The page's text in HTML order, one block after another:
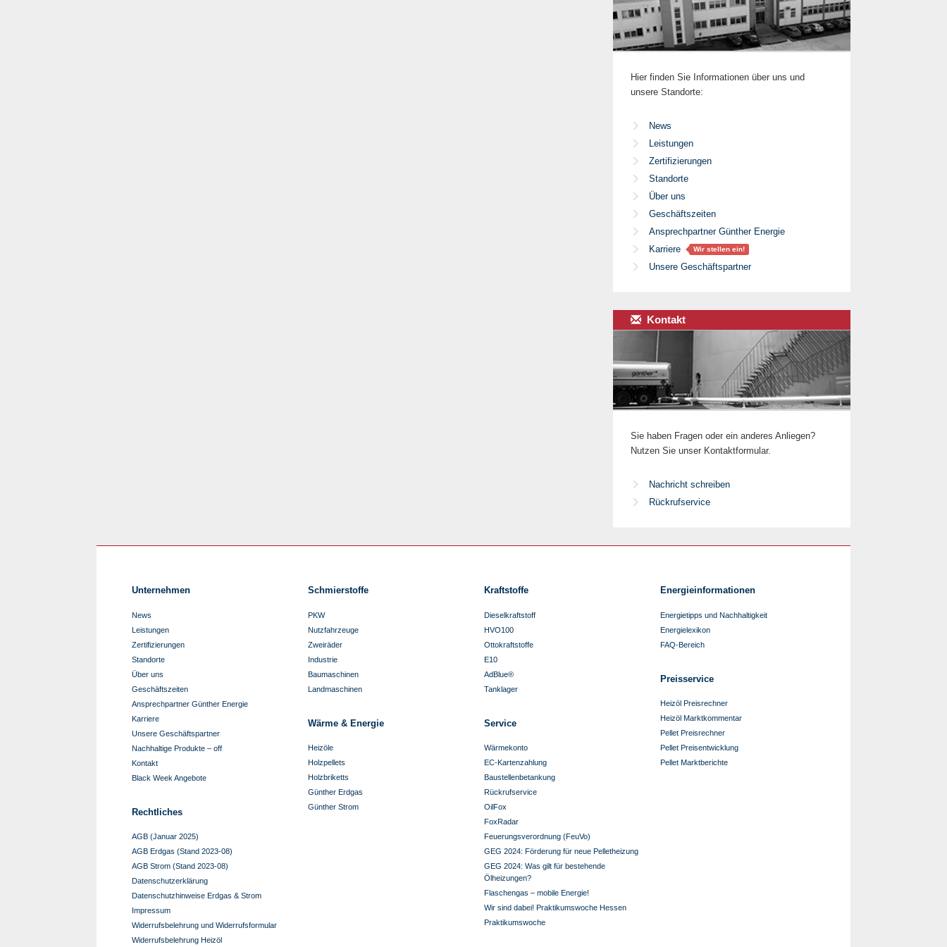
Hier finden Sie Informationen über uns und
unsere Standorte:
News
Leistungen
Zertifizierungen
Standorte
Über uns
Geschäftszeiten
Ansprechpartner Günther Energie
Karriere
Wir stellen ein!
Unsere Geschäftspartner
Kontakt
Sie haben Fragen oder ein anderes Anliegen?
Nutzen Sie unser Kontaktformular.
Nachricht schreiben
Rückrufservice
Unternehmen
News
Leistungen
Zertifizierungen
Standorte
Über uns
Geschäftszeiten
Ansprechpartner Günther Energie
Karriere
Unsere Geschäftspartner
Nachhaltige Produkte – off
Kontakt
Black Week Angebote
Rechtliches
AGB (Januar 2025)
AGB Erdgas (Stand 2023-08)
AGB Strom (Stand 2023-08)
Datenschutzerklärung
Datenschutzhinweise Erdgas & Strom
Impressum
Widerrufsbelehrung und Widerrufsformular
Widerrufsbelehrung Heizöl
Schmierstoffe
PKW
Nutzfahrzeuge
Zweiräder
Industrie
Baumaschinen
Landmaschinen
Wärme & Energie
Heizöle
Holzpellets
Holzbriketts
Günther Erdgas
Günther Strom
Kraftstoffe
Dieselkraftstoff
HVO100
Ottokraftstoffe
E10
AdBlue®
Tanklager
Service
Wärmekonto
EC-Kartenzahlung
Baustellenbetankung
Rückrufservice
OilFox
FoxRadar
Feuerungsverordnung (FeuVo)
GEG 2024: Förderung für neue Pelletheizung
GEG 2024: Was gilt für bestehende
Ölheizungen?
Flaschengas – mobile Energie!
Wir sind dabei! Praktikumswoche Hessen
Praktikumswoche
Energieinformationen
Energietipps und Nachhaltigkeit
Energielexikon
FAQ-Bereich
Preisservice
Heizöl Preisrechner
Heizöl Marktkommentar
Pellet Preisrechner
Pellet Preisentwicklung
Pellet Marktberichte